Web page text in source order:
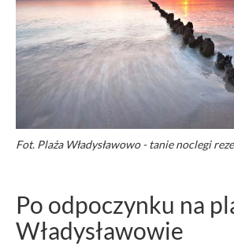
Fot. Plaża Władysławowo - tanie noclegi
Po odpoczynku na
Władysławowie